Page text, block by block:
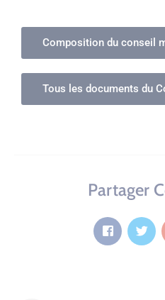
Composition du conseil
Tous les documents du
Partager